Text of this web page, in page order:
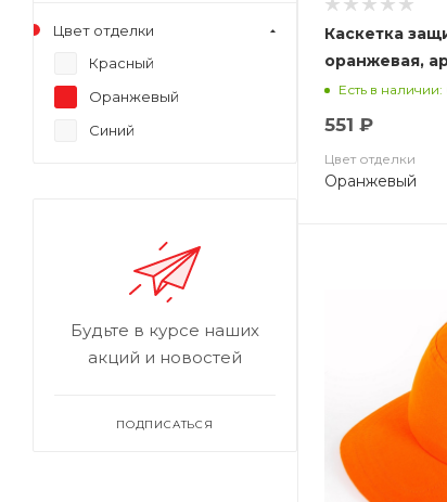
Каскетка
Есть в наличии:
551 ₽
Цвет отделки
Оранжевый
Цвет отделки
Красный
Оранжевый
Синий
Будьте в курсе наших
акций и новостей
ПОДПИСАТЬСЯ